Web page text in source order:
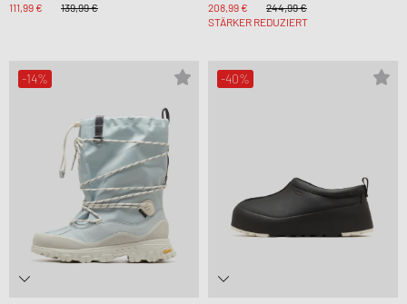
111,99 €
139,99 €
208,99 €
244,99 €
STÄRKER REDUZIERT
-14% -40%